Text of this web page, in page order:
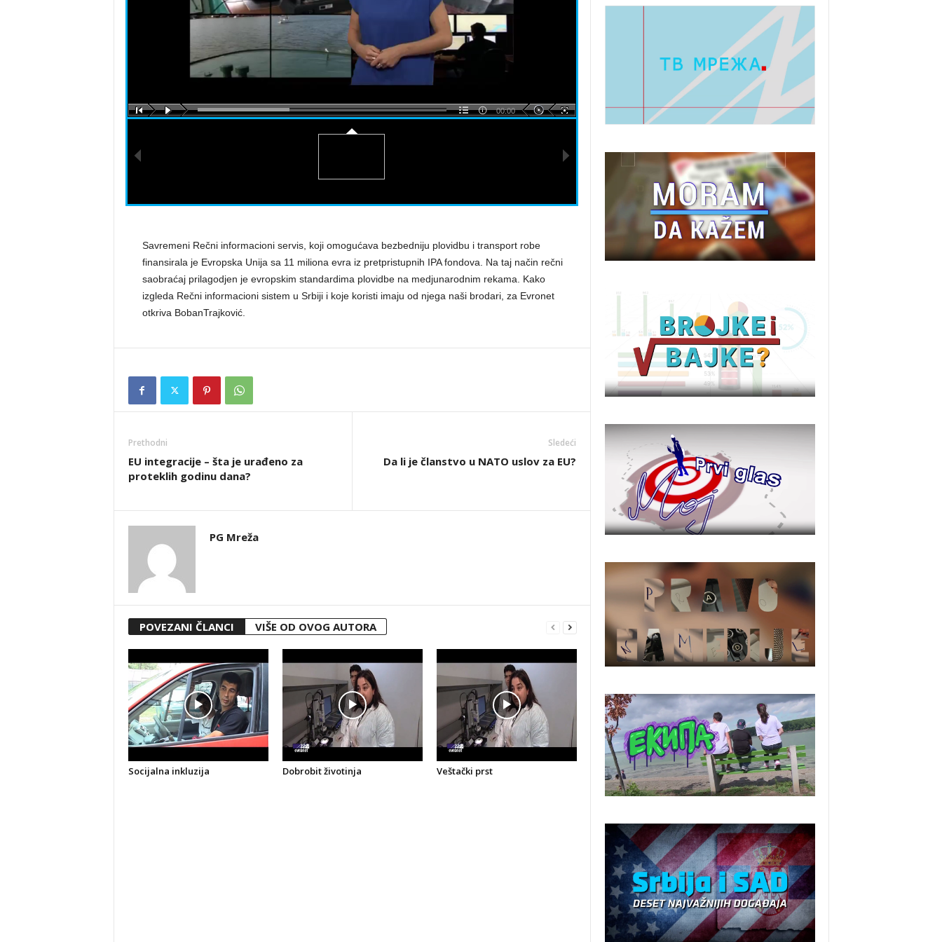
a
s
t
a
00:00
Savremeni Rečni informacioni servis, koji omogućava bezbedniju plovidbu i transport robe
finansirala je Evropska Unija sa 11 miliona evra iz pretpristupnih IPA fondova. Na taj način rečni
saobraćaj prilagodjen je evropskim standardima plovidbe na medjunarodnim rekama. Kako
izgleda Rečni informacioni sistem u Srbiji i koje koristi imaju od njega naši brodari, za Evronet
otkriva BobanTrajković.
Prethodni
EU integracije – šta je urađeno za
proteklih godinu dana?
Sledeći
Da li je članstvo u NATO uslov za EU?
PG Mreža
POVEZANI ČLANCI VIŠE OD OVOG AUTORA
Socijalna inkluzija Dobrobit životinja Veštački prst